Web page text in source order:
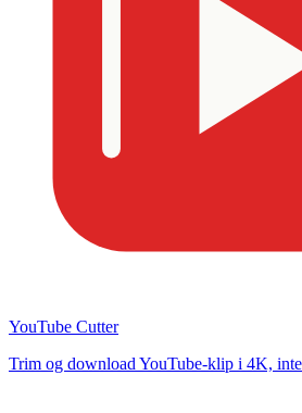
YouTube Cutter
Trim og download YouTube-klip i 4K,